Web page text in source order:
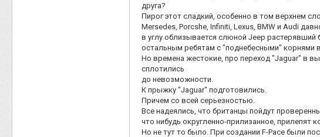
друга?
Пирог этот сладкий, особенно в том верхнем
Mersedes, Porcshe, Infiniti, Lexus, BMW и Audi
в углу облизывается слюной Jeep
остальным ребятам с "поднебесными" корнями
Но времена жестокие, про переход "Jaguar" в
сплотились
до невозможности.
К прыжку "Jaguar" подготовились.
Причем со всей серьезностью.
Все надеялись, что британцы пойдут
что нибудь округленно-прилизанное, прилепят
Но не тут то было. При создании F-Pace были